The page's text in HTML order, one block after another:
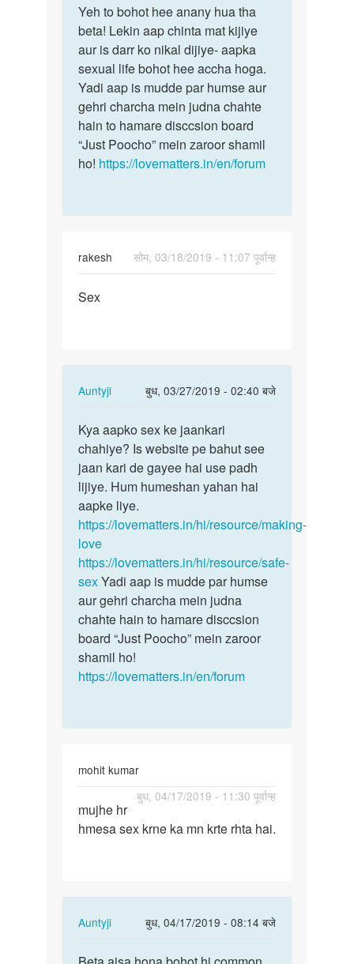
to
Humko
bachapan
harash
Kiya…
by
Karan
raj
Yeh
to
bohot
hee
anany
hua…
Yeh to bohot hee anany hua tha
beta! Lekin aap chinta mat kijiye
aur is darr ko nikal dijiye- aapka
sexual life bohot hee accha hoga.
Yadi aap is mudde par humse aur
gehri charcha mein judna chahte
hain to hamare disccsion board
“Just Poocho” mein zaroor shamil
ho! https://lovematters.in/en/forum
rakesh
सोम, 03/18/2019 - 11:07 पूर्वान्ह
Sex
Sex
Auntyji
बुध, 03/27/2019 - 02:40 बजे
In
to
Sex
by
rakesh
Kya
aapko
sex
ke
jaankari…
Kya aapko sex ke jaankari
chahiye? Is website pe bahut see
jaan kari de gayee hai use padh
lijiye. Hum humeshan yahan hai
aapke liye.
https://lovematters.in/hi/resource/making-
love
https://lovematters.in/hi/resource/safe-
sexYadi aap is mudde par humse
aur gehri charcha mein judna
chahte hain to hamare disccsion
board “Just Poocho” mein zaroor
shamil ho!
https://lovematters.in/en/forum
mohit kumar
बुध, 04/17/2019 - 11:30 पूर्वान्ह
mujhe
hr
mujhe hr
hmesa sex krne ka mn krte rhta hai.
Auntyji
बुध, 04/17/2019 - 08:14 बजे
In
to
Beta